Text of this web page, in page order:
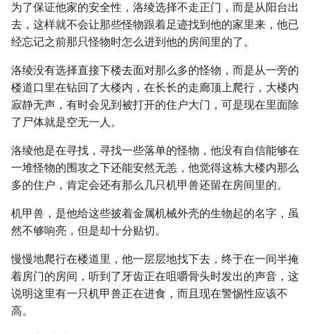
为了保证他家的安全性，洛绫选择不走正门，而是从阳台出
去，这样就不会让那些怪物跟着足迹找到他的家里来，他已
经忘记之前那只怪物时怎么进到他的房间里的了。
洛绫没有选择直接下楼去面对那么多的怪物，而是从一旁的
楼道口里在钻回了大楼内，在长长的走廊顶上爬行，大楼内
寂静无声，有时会见到被打开的住户大门，可是现在里面除
了尸体就是空无一人。
洛绫他是在寻找，寻找一些落单的怪物，他没有自信能够在
一堆怪物的围攻之下还能安然无恙，他觉得这栋大楼内那么
多的住户，肯定会还有那么几只机甲兽还留在房间里的。
机甲兽，是他给这些披着金属机械外壳的生物起的名字，虽
然不够响亮，但是却十分贴切。
慢慢地爬行在楼道里，他一层层地找下去，终于在一间半掩
着房门的房间，听到了牙齿正在咀嚼骨头时发出的声音，这
说明这里有一只机甲兽正在进食，而且现在警惕性应该不
高。